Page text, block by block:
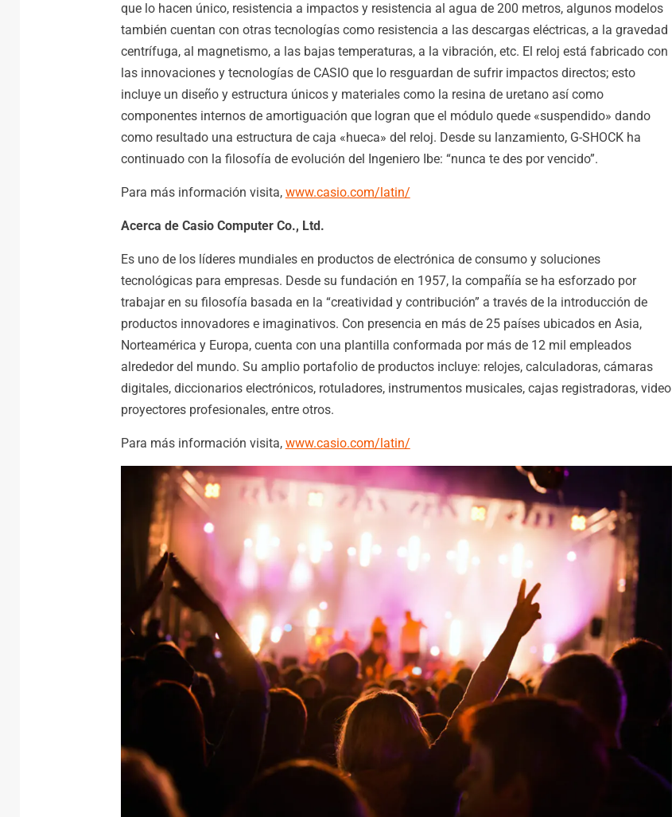
que lo hacen único, resistencia a impactos y resistencia al agua de 200 metros, algunos modelos
también cuentan con otras tecnologías como resistencia a las descargas eléctricas, a la gravedad
centrífuga, al magnetismo, a las bajas temperaturas, a la vibración, etc. El reloj está fabricado con
las innovaciones y tecnologías de CASIO que lo resguardan de sufrir impactos directos; esto
incluye un diseño y estructura únicos y materiales como la resina de uretano así como
componentes internos de amortiguación que logran que el módulo quede «suspendido» dando
como resultado una estructura de caja «hueca» del reloj. Desde su lanzamiento, G-SHOCK ha
continuado con la filosofía de evolución del Ingeniero Ibe: “nunca te des por vencido”.
Para más información visita, www.casio.com/latin/
Acerca de Casio Computer Co., Ltd.
Es uno de los líderes mundiales en productos de electrónica de consumo y soluciones
tecnológicas para empresas. Desde su fundación en 1957, la compañía se ha esforzado por
trabajar en su filosofía basada en la “creatividad y contribución” a través de la introducción de
productos innovadores e imaginativos. Con presencia en más de 25 países ubicados en Asia,
Norteamérica y Europa, cuenta con una plantilla conformada por más de 12 mil empleados
alrededor del mundo. Su amplio portafolio de productos incluye: relojes, calculadoras, cámaras
digitales, diccionarios electrónicos, rotuladores, instrumentos musicales, cajas registradoras, video
proyectores profesionales, entre otros.
Para más información visita, www.casio.com/latin/